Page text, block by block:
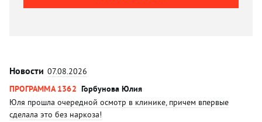
Новости 07.08.2026
ПРОГРАММА 1362 Горбунова Юлия
Юля прошла очередной осмотр в клинике, причем впервые
сделала это без наркоза!